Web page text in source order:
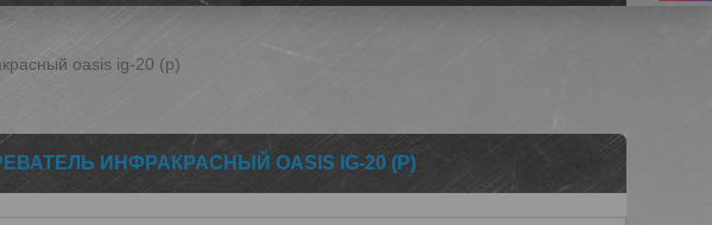
oasis ig-20 (p)
ИНФРАКРАСНЫЙ OASIS IG-20 (P)